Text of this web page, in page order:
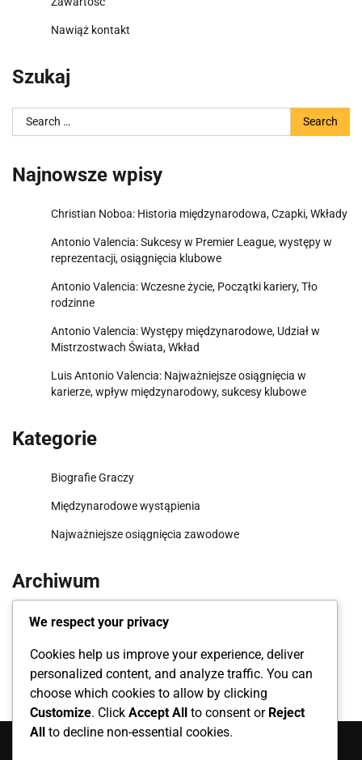
Nawiąż kontakt
Szukaj
Search
for:
Najnowsze wpisy
Christian Noboa: Historia międzynarodowa, Czapki, Wkłady
Antonio Valencia: Sukcesy w Premier League, występy w
reprezentacji, osiągnięcia klubowe
Antonio Valencia: Wczesne życie, Początki kariery, Tło
rodzinne
Antonio Valencia: Występy międzynarodowe, Udział w
Mistrzostwach Świata, Wkład
Luis Antonio Valencia: Najważniejsze osiągnięcia w
karierze, wpływ międzynarodowy, sukcesy klubowe
Kategorie
Biografie Graczy
Międzynarodowe wystąpienia
Najważniejsze osiągnięcia zawodowe
Archiwum
March 2026
February 2026
Szukaj
We respect your privacy
Cookies help us improve your experience, deliver
personalized content, and analyze traffic. You can
choose which cookies to allow by clicking
Customize. Click Accept All to consent or Reject
All to decline non-essential cookies.